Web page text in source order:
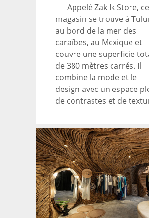
Appelé Zak Ik Store, ce
magasin se trouve à
au bord de la mer des
caraïbes, au Mexique et
couvre une superficie
de 380 mètres carrés. Il
combine la mode et le
design avec un espace
de contrastes et de